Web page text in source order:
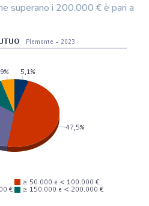
superano i 200.000 € è pari a